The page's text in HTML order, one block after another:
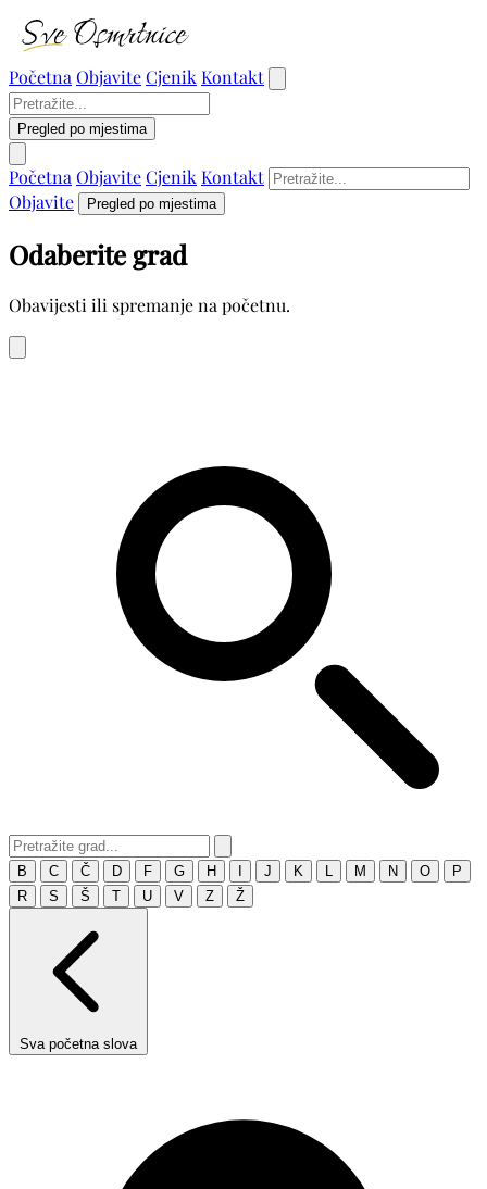
Početna ObjaviteCjenik Kontakt
Pregled po mjestima
Početna ObjaviteCjenik Kontakt
Objavite
Pregled po mjestima
Odaberite grad
Obavijesti ili spremanje na početnu.
B C Č D F G H J K M N O
P
R
S Š T U V Z Ž
Sva početna slova